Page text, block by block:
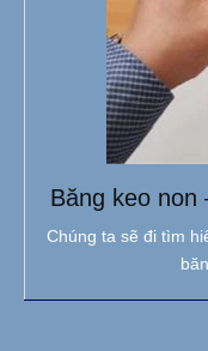
Băng keo non
Chúng ta sẽ đi tìm